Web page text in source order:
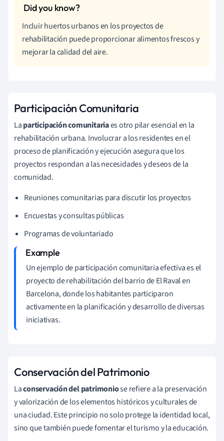
Incluir huertos urbanos en los proyectos de
rehabilitación puede proporcionar alimentos frescos y
mejorar la calidad del aire.
Participación Comunitaria
Laparticipación comunitariaes otro pilar esencial en la
rehabilitación urbana. Involucrar a los residentes en el
proceso de planificación y ejecución asegura que los
proyectos respondan a las necesidades y deseos de la
comunidad.
Reuniones comunitarias para discutir los proyectos
Encuestas y consultas públicas
Programas de voluntariado
Un ejemplo de participación comunitaria efectiva es el
proyecto de rehabilitación del barrio de El Raval en
Barcelona, donde los habitantes participaron
activamente en la planificación y desarrollo de diversas
iniciativas.
Conservación del Patrimonio
Laconservación del patrimoniose refiere a la preservación
y valorización de los elementos históricos y culturales de
una ciudad. Este principio no solo protege la identidad local,
sino que también puede fomentar el turismo y la educación.